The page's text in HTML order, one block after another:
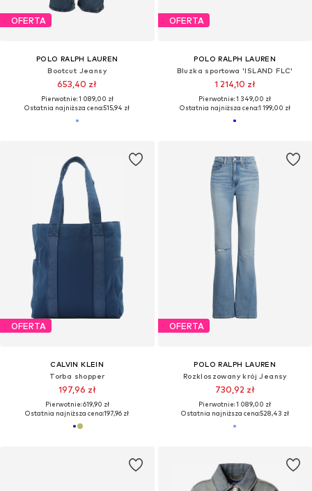
OFERTA
POLO RALPH LAUREN
Bootcut Jeansy
653,40 zł
Pierwotnie: 1 089,00 zł
Ostatnia najniższa cena:515,94 zł
OFERTA
POLO RALPH LAUREN
Bluzka sportowa 'ISLAND FLC'
1 214,10 zł
Pierwotnie: 1 349,00 zł
Ostatnia najniższa cena:1 199,00 zł
OFERTA
CALVIN KLEIN
Torba shopper
197,96 zł
Pierwotnie: 619,90 zł
Ostatnia najniższa cena:197,96 zł
OFERTA
POLO RALPH LAUREN
Rozkloszowany krój Jeansy
730,92 zł
Pierwotnie: 1 089,00 zł
Ostatnia najniższa cena:528,43 zł